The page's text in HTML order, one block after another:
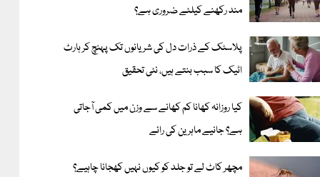
مند رکھنے کیلئے ضروری ہے؟
پلاسٹک کے ذرات دل کی شریانوں تک پہنچ کر ہارٹ
اٹیک کا سبب بنتے ہیں، نئی تحقیق
کیا روزانہ کھانا کم کھانے سے وزن میں کمی آجاتی
ہے؟ جانیے ماہرین کی رائے
مچھر کاٹ لے تو جلد کو کیوں نہیں کھجانا چاہیے؟